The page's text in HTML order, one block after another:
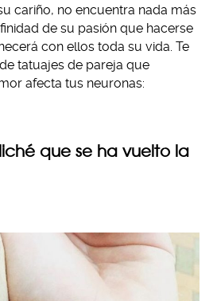
cariño, no encuentra nada más
de su pasión que hacerse
con ellos toda su vida. Te
tatuajes de pareja que
afecta tus neuronas:
que se ha vuelto la